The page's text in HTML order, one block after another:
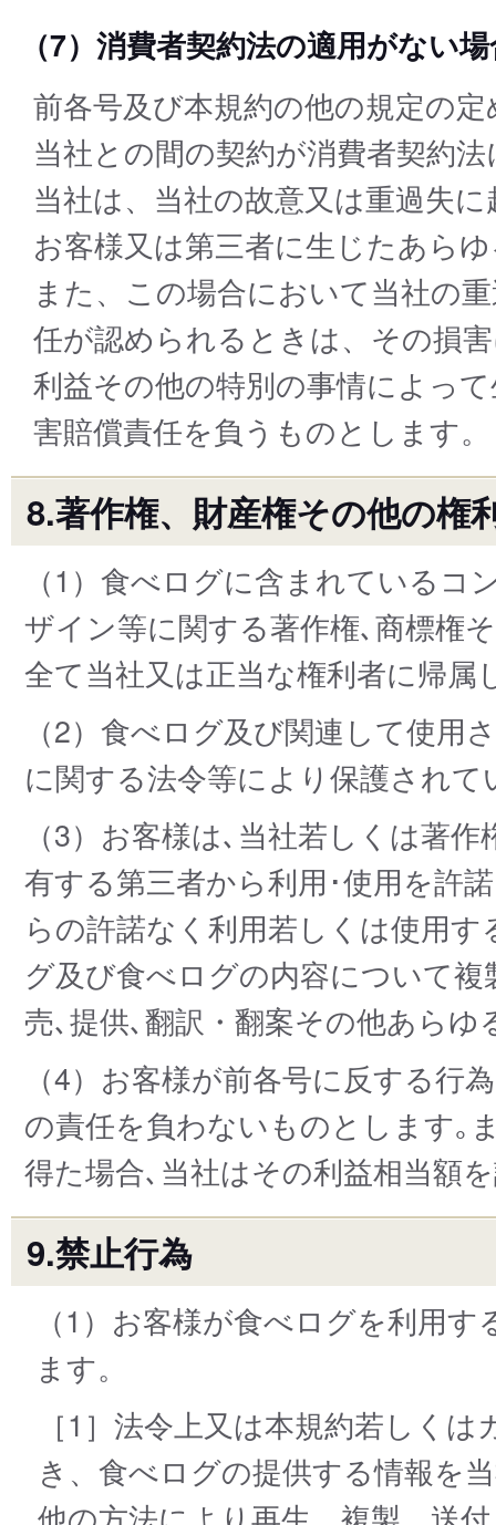
（7）消費者契約法の適用がない
前各号及び本規約の他の規定の
当社との間の契約が消費者契約
当社は、当社の故意又は重過失
お客様又は第三者に生じたあら
また、この場合において当社の
任が認められるときは、その損
利益その他の特別の事情によっ
害賠償責任を負うものとします。
8.著作権、財産権その他の権
（1）食べログに含まれているコ
ザイン等に関する著作権､商標権
全て当社又は正当な権利者に帰属
（2）食べログ及び関連して使
に関する法令等により保護され
（3）お客様は､当社若しくは著
有する第三者から利用･使用を許
らの許諾なく利用若しくは使用
グ及び食べログの内容について複
売､提供､翻訳・翻案その他あら
（4）お客様が前各号に反する
の責任を負わないものとします｡
得た場合､当社はその利益相当額
9.禁止行為
（1）お客様が食べログを利用
ます。
［1］法令上又は本規約若しく
き、食べログの提供する情報を